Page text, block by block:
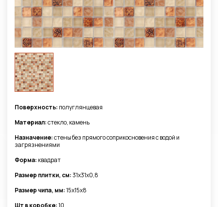
Поверхность: полуглянцевая
Материал:стекло, камень
Назначение:стены без прямого соприкосновения с водой и
загрязнениями
Форма: квадрат
Размер плитки, см:31x31x0,8
Размер чипа, мм:15x15x8
Шт в коробке:10